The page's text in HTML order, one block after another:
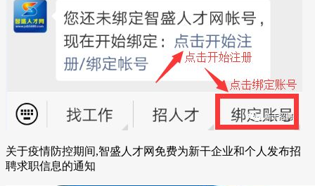
关于疫情防控期间,智盛人才网免费为新干企业和个人发布招
聘求职信息的通知